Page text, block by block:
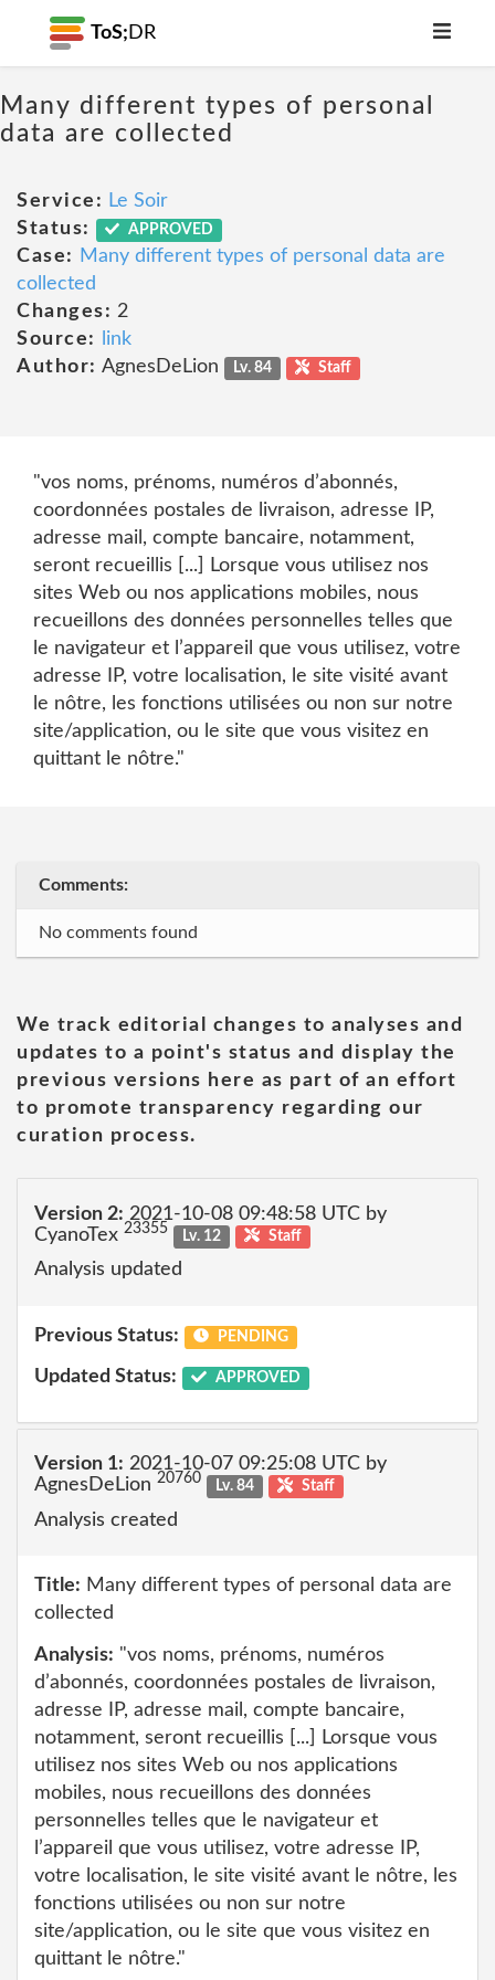
ToS; DR
Many different types of personal
data are collected
Service: Le Soir
Status:
APPROVED
Case:
Many different types of personal data are
collected
Changes: 2
Source:
link
Author: AgnesDeLion Lv. 84 Staff
"vos noms, prénoms, numéros d’abonnés,
coordonnées postales de livraison, adresse IP,
adresse mail, compte bancaire, notamment,
seront recueillis [...] Lorsque vous utilisez nos
sites Web ou nos applications mobiles, nous
recueillons des données personnelles telles que
le navigateur et l’appareil que vous utilisez, votre
adresse IP, votre localisation, le site visité avant
le nôtre, les fonctions utilisées ou non sur notre
site/application, ou le site que vous visitez en
quittant le nôtre."
Comments:
No comments found
We track editorial changes to analyses and
updates to a point's status and display the
previous versions here as part of an effort
to promote transparency regarding our
curation process.
Version 2: 2021-10-08 09:48:58 UTC by
CyanoTex 23355 Lv. 12 Staff
Analysis updated
Previous Status: PENDING
Updated Status: APPROVED
Version 1: 2021-10-07 09:25:08 UTC by
AgnesDeLion 20760 Lv. 84 Staff
Analysis created
Title: Many different types of personal data are
collected
Analysis: "vos noms, prénoms, numéros
d’abonnés, coordonnées postales de livraison,
adresse IP, adresse mail, compte bancaire,
notamment, seront recueillis [...] Lorsque vous
utilisez nos sites Web ou nos applications
mobiles, nous recueillons des données
personnelles telles que le navigateur et
l’appareil que vous utilisez, votre adresse IP,
votre localisation, le site visité avant le nôtre, les
fonctions utilisées ou non sur notre
site/application, ou le site que vous visitez en
quittant le nôtre."